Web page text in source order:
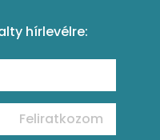
hírlevélre:
Feliratkozom